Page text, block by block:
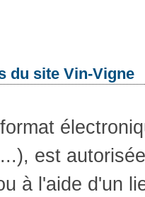
du site Vin-Vigne
est
à l'aide d'un